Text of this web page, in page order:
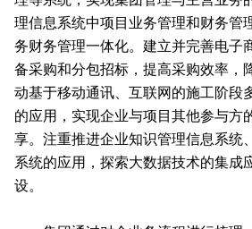
理信息系统中项目业务管理和财务管
务财务管理一体化。建立并完善电子
备采购和分包招标，提高采购效率，
动基于移动通讯、互联网的施工阶段
的应用，实现企业与项目其他参与方
享。注重推进企业知识管理信息系统
系统的应用，探索大数据技术的集成
设。